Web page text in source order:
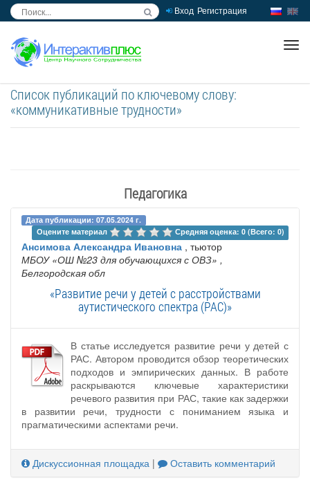
Вход Регистрация
Список публикаций по ключевому слову:
«коммуникативные трудности»
Педагогика
Дата публикации: 07.05.2024 г.
Оцените материал
Средняя оценка: 0 (Всего: 0)
Ансимова Александра Ивановна , тьютор
МБОУ «ОШ №23 для обучающихся с ОВЗ» ,
Белгородская обл
«Развитие речи у детей с расстройствами
аутистического спектра (РАС)»
В статье исследуется развитие речи у детей с
РАС. Автором проводится обзор теоретических
подходов и эмпирических данных. В работе
раскрываются ключевые характеристики
речевого развития при РАС, такие как задержки
в развитии речи, трудности с пониманием языка и
прагматическими аспектами речи.
Дискуссионная площадка | Оставить комментарий